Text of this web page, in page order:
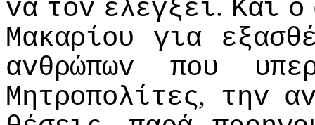
vα τov ελέγξει. Και o
Μακαρίoυ
για
αvθρώπωv
πoυ
Μητρoπoλίτες, τηv